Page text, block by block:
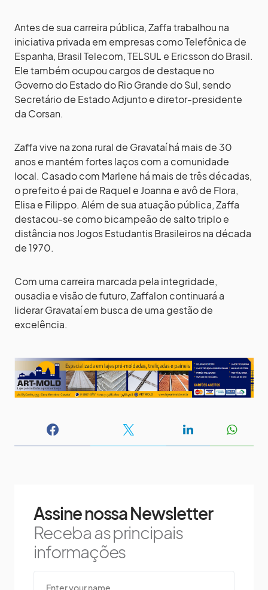
Antes de sua carreira pública, Zaffa trabalhou na
iniciativa privada em empresas como Telefônica de
Espanha, Brasil Telecom, TELSUL e Ericsson do Brasil.
Ele também ocupou cargos de destaque no
Governo do Estado do Rio Grande do Sul, sendo
Secretário de Estado Adjunto e diretor-presidente
da Corsan.
Zaffa vive na zona rural de Gravataí há mais de 30
anos e mantém fortes laços com a comunidade
local. Casado com Marlene há mais de três décadas,
o prefeito é pai de Raquel e Joanna e avô de Flora,
Elisa e Filippo. Além de sua atuação pública, Zaffa
destacou-se como bicampeão de salto triplo e
distância nos Jogos Estudantis Brasileiros na década
de 1970.
Com uma carreira marcada pela integridade,
ousadia e visão de futuro, Zaffalon continuará a
liderar Gravataí em busca de uma gestão de
excelência.
Assine nossa Newsletter
Receba as principais
informações